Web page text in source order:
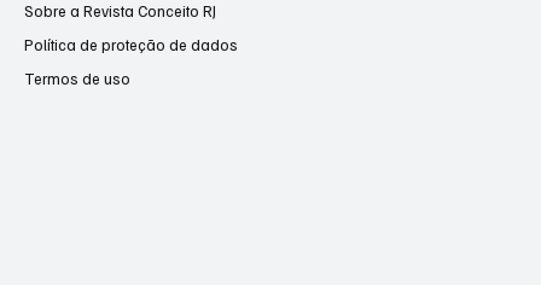
Sobre a Revista Conceito RJ
Política de proteção de dados
Termos de uso